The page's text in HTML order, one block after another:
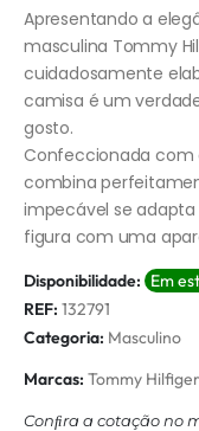
Apresentando a
masculina Tommy
cuidadosamente
camisa é um
gosto.
Confeccionada com
combina
impecável se
figura com uma
Disponibilidade: Em
REF: 132791
Categoria: Masculino
Marcas: Tommy Hilfiger
Conﬁra a cotação no